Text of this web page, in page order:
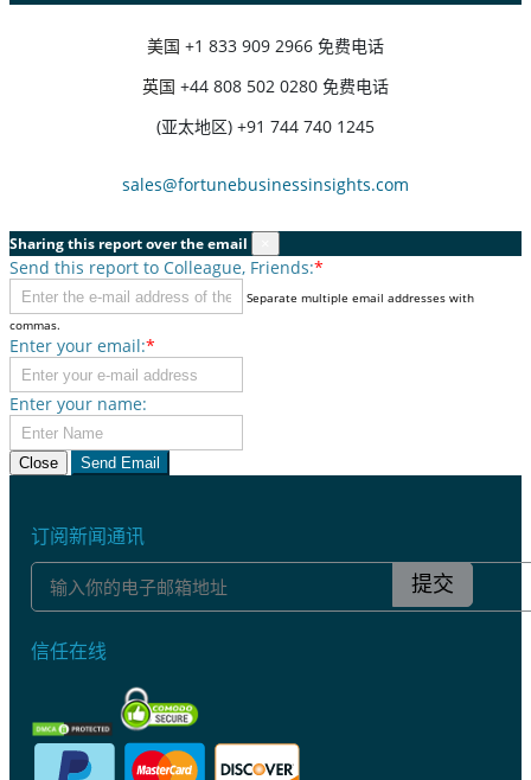
美国 +1 833 909 2966 免费电话
英国 +44 808 502 0280 免费电话
(亚太地区) +91 744 740 1245
sales@fortunebusinessinsights.com
Sharing this report over the email
Send this report to Colleague, Friends:*
Separate multiple email addresses with
commas.
Enter your email:*
Enter your name:
Close Send Email
订阅新闻通讯
提交
信任在线